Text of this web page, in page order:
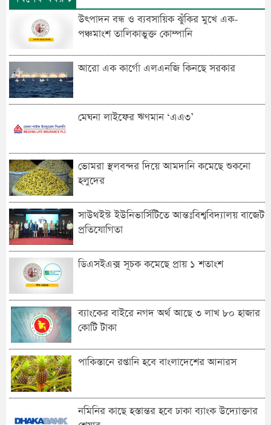
উৎপাদন বন্ধ ও ব্যবসায়িক ঝুঁকির মুখে এক-
পঞ্চমাংশ তালিকাভুক্ত কোম্পানি
আরো এক কার্গো এলএনজি কিনছে সরকার
মেঘনা লাইফের ঋণমান ‘‌এএ৩’
ভোমরা স্থলবন্দ‌র দিয়ে আমদা‌নি ক‌মে‌ছে শুকনো
হলুদের
সাউথইস্ট ইউনিভার্সিটিতে আন্তঃবিশ্ববিদ্যালয় বাজেট
প্রতিযোগিতা
ডিএসইএক্স সূচক কমেছে প্রায় ১ শতাংশ
ব্যাংকের বাইরে নগদ অর্থ আছে ৩ লাখ ৮০ হাজার
কোটি টাকা
পাকিস্তানে রপ্তানি হবে বাংলাদেশের আনারস
নমিনির কাছে হস্তান্তর হবে ঢাকা ব্যাংক উদ্যোক্তার